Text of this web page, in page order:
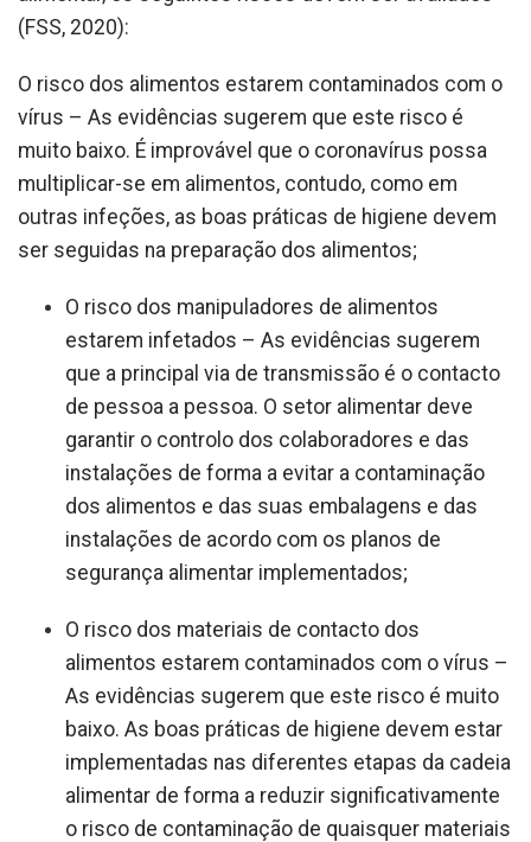
(FSS, 2020):
O risco dos alimentos estarem contaminados com o
vírus – As evidências sugerem que este risco é
muito baixo. É improvável que o coronavírus possa
multiplicar-se em alimentos, contudo, como em
outras infeções, as boas práticas de higiene devem
ser seguidas na preparação dos alimentos;
O risco dos manipuladores de alimentos
estarem infetados – As evidências sugerem
que a principal via de transmissão é o contacto
de pessoa a pessoa. O setor alimentar deve
garantir o controlo dos colaboradores e das
instalações de forma a evitar a contaminação
dos alimentos e das suas embalagens e das
instalações de acordo com os planos de
segurança alimentar implementados;
O risco dos materiais de contacto dos
alimentos estarem contaminados com o vírus –
As evidências sugerem que este risco é muito
baixo. As boas práticas de higiene devem estar
implementadas nas diferentes etapas da cadeia
alimentar de forma a reduzir significativamente
o risco de contaminação de quaisquer materiais